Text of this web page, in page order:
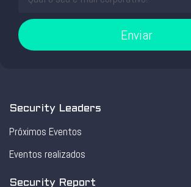
Enviar
Security Leaders
Próximos Eventos
Eventos realizados
Security Report